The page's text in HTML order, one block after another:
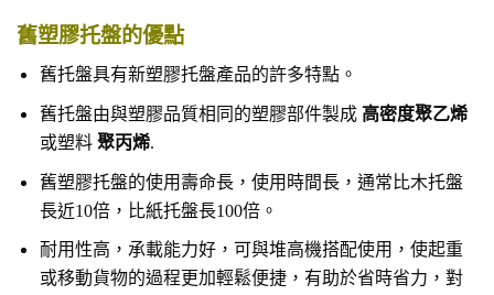
舊塑膠托盤的優點
舊托盤具有新塑膠托盤產品的許多特點。
舊托盤由與塑膠品質相同的塑膠部件製成 高密度聚乙烯
或塑料 聚丙烯.
舊塑膠托盤的使用壽命長，使用時間長，通常比木托盤
長近10倍，比紙托盤長100倍。
耐用性高，承載能力好，可與堆高機搭配使用，使起重
或移動貨物的過程更加輕鬆便捷，有助於省時省力，對